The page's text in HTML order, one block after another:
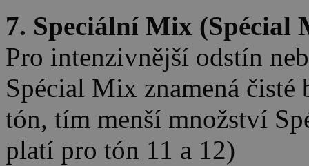
7. Speciální Mix (Spécial
Pro intenzivnější odstín
Spécial Mix znamená
tón, tím menší množství
platí pro tón 11 a 12)